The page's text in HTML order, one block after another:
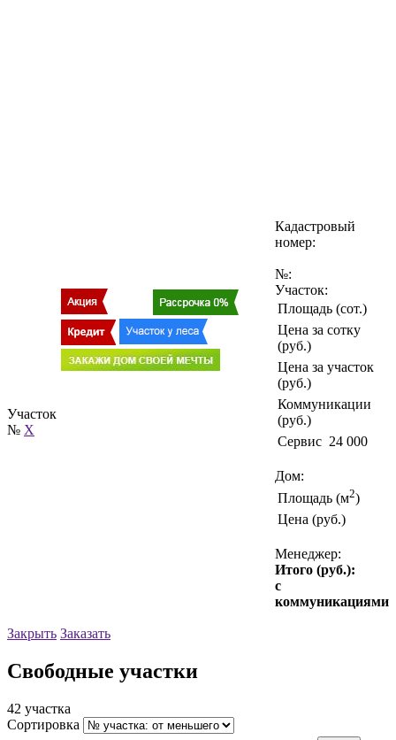
Участок
№ X
Кадастровый
номер:
№:
Участок:
Площадь (сот.)
Цена за сотку
(руб.)
Цена за участок
(руб.)
Коммуникации
(руб.)
Сервис 24 000
Дом:
Площадь (м2)
Цена (руб.)
Менеджер:
Итого (руб.):
с
коммуникациями
Закрыть Заказать
Свободные участки
42 участка
Сортировка